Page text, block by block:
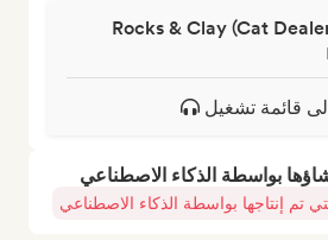
Rocks & Clay (Cat
قائمة تشغيل
بواسطة الذكاء الاصطناعي
تم إنتاجها بواسطة الذكاء الاصطناعي